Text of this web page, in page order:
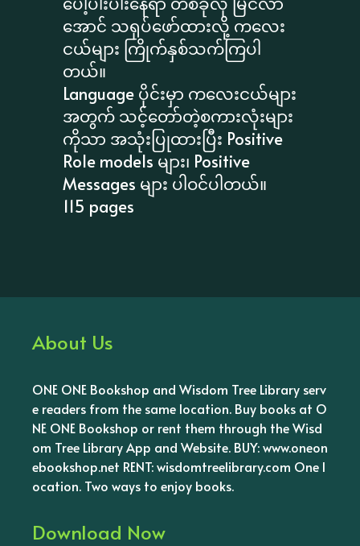
အောင် သရုပ်ဖော်ထားလို့ ကလေး
ငယ်များ ကြိုက်နှစ်သက်ကြပါ
တယ်။
Language ပိုင်းမှာ ကလေးငယ်များ
အတွက် သင့်တော်တဲ့စကားလုံးများ
ကိုသာ အသုံးပြုထားပြီး Positive
Role models များ၊ Positive
Messages များ ပါဝင်ပါတယ်။
115 pages
About Us
ONE ONE Bookshop and Wisdom Tree Library serv
e readers from the same location. Buy books at O
NE ONE Bookshop or rent them through the Wisd
om Tree Library App and Website. BUY: www.oneon
ebookshop.net RENT: wisdomtreelibrary.com One l
ocation. Two ways to enjoy books.
Download Now